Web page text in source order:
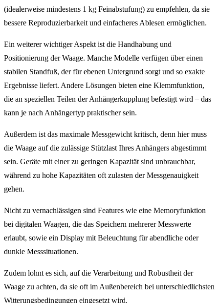
(idealerweise mindestens 1 kg Feinabstufung) zu empfehlen, da sie
bessere Reproduzierbarkeit und einfacheres Ablesen ermöglichen.
Ein weiterer wichtiger Aspekt ist die Handhabung und
Positionierung der Waage. Manche Modelle verfügen über einen
stabilen Standfuß, der für ebenen Untergrund sorgt und so exakte
Ergebnisse liefert. Andere Lösungen bieten eine Klemmfunktion,
die an speziellen Teilen der Anhängerkupplung befestigt wird – das
kann je nach Anhängertyp praktischer sein.
Außerdem ist das maximale Messgewicht kritisch, denn hier muss
die Waage auf die zulässige Stützlast Ihres Anhängers abgestimmt
sein. Geräte mit einer zu geringen Kapazität sind unbrauchbar,
während zu hohe Kapazitäten oft zulasten der Messgenauigkeit
gehen.
Nicht zu vernachlässigen sind Features wie eine Memoryfunktion
bei digitalen Waagen, die das Speichern mehrerer Messwerte
erlaubt, sowie ein Display mit Beleuchtung für abendliche oder
dunkle Messsituationen.
Zudem lohnt es sich, auf die Verarbeitung und Robustheit der
Waage zu achten, da sie oft im Außenbereich bei unterschiedlichsten
Witterungsbedingungen eingesetzt wird.